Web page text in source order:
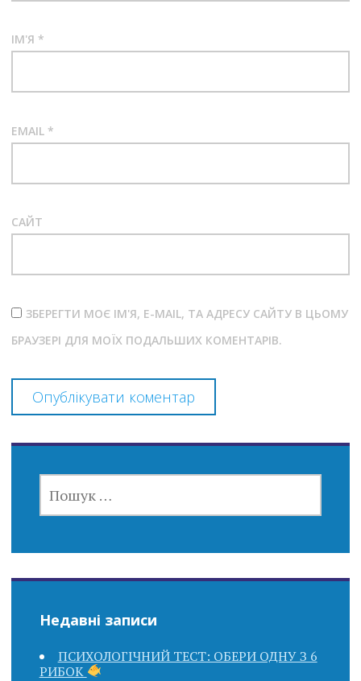
ІМ'Я *
EMAIL *
САЙТ
ЗБЕРЕГТИ МОЄ ІМ'Я, E-MAIL, ТА АДРЕСУ САЙТУ В ЦЬОМУ
БРАУЗЕРІ ДЛЯ МОЇХ ПОДАЛЬШИХ КОМЕНТАРІВ.
Недавні записи
ПСИХОЛОГІЧНИЙ ТЕСТ: ОБЕРИ ОДНУ З 6
РИБОК